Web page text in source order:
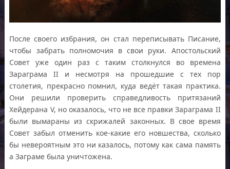
После своего избрания, он стал переписывать Писание,
чтобы забрать полномочия в свои руки. Апостольский
Совет уже один раз с таким столкнулся во времена
Зараграма II и несмотря на прошедшие с тех пор
столетия, прекрасно помнил, куда ведёт такая практика.
Они решили проверить справедливость притязаний
Хейдерана V, но оказалось, что не все правки Зараграма II
были вымараны из скрижалей законных. В свое время
Совет забыл отменить кое-какие его новшества, сколько
бы невероятным это ни казалось, потому как сама память
а Заграме была уничтожена.